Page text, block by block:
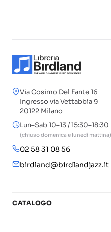
Via Cosimo Del Fante 16
Ingresso via Vettabbia 9
20122 Milano
Lun–Sab 10–13 / 15:30–18:30
(chiuso domenica e lunedì mattina)
02 58 31 08 56
birdland@birdlandjazz.it
CATALOGO